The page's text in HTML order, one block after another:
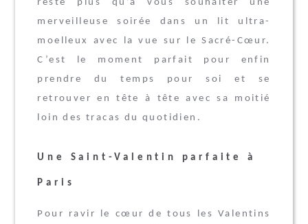
reste plus qu’à vous souhaiter une
merveilleuse soirée dans un lit ultra-
moelleux avec la vue sur le Sacré-Cœur.
C’est le moment parfait pour enfin
prendre du temps pour soi et se
retrouver en tête à tête avec sa moitié
loin des tracas du quotidien.
Une Saint-Valentin parfaite à
Paris
Pour ravir le cœur de tous les Valentins